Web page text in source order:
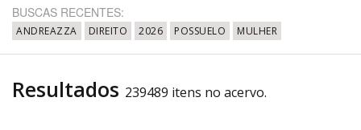
Até
BUSCAS RECENTES:
ANDREAZZA DIREITO 2026 POSSUELO MULHER
Resultados 239489 itens no acervo.